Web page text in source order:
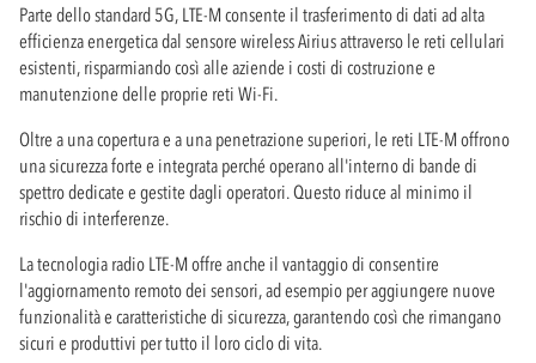
Parte dello standard 5G, LTE-M consente il trasferimento di dati ad alta
efficienza energetica dal sensore wireless Airius attraverso le reti cellulari
esistenti, risparmiando così alle aziende i costi di costruzione e
manutenzione delle proprie reti Wi-Fi.
Oltre a una copertura e a una penetrazione superiori, le reti LTE-M offrono
una sicurezza forte e integrata perché operano all'interno di bande di
spettro dedicate e gestite dagli operatori. Questo riduce al minimo il
rischio di interferenze.
La tecnologia radio LTE-M offre anche il vantaggio di consentire
l'aggiornamento remoto dei sensori, ad esempio per aggiungere nuove
funzionalità e caratteristiche di sicurezza, garantendo così che rimangano
sicuri e produttivi per tutto il loro ciclo di vita.